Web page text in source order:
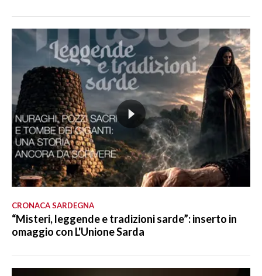
CRONACA SARDEGNA
“Misteri, leggende e tradizioni sarde”: inserto in
omaggio con L'Unione Sarda